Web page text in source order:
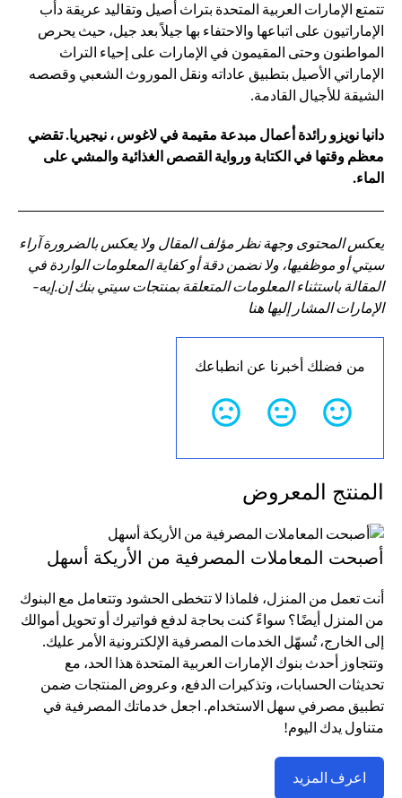
تتمتع الإمارات العربية المتحدة بتراث أصيل وتقاليد عريقة دأب
الإماراتيون على اتباعها والاحتفاء بها جيلاً بعد جيل، حيث يحرص
المواطنون وحتى المقيمون في الإمارات على إحياء التراث
الإماراتي الأصيل بتطبيق عاداته ونقل الموروث الشعبي وقصصه
الشيقة للأجيال القادمة.
دانيا نويزو رائدة أعمال مبدعة مقيمة في لاغوس ، نيجيريا. تقضي
معظم وقتها في الكتابة ورواية القصص الغذائية والمشي على
الماء.
يعكس المحتوى وجهة نظر مؤلف المقال ولا يعكس بالضرورة آراء
سيتي أو موظفيها، ولا نضمن دقة أو كفاية المعلومات الواردة في
المقالة باستثناء المعلومات المتعلقة بمنتجات سيتي بنك إن.إيه-
الإمارات المشار إليها هنا
من فضلك أخبرنا عن انطباعك
المنتج المعروض
أصبحت المعاملات المصرفية من الأريكة أسهل
أنت تعمل من المنزل، فلماذا لا تتخطى الحشود وتتعامل مع البنوك
من المنزل أيضًا؟ سواءً كنت بحاجة لدفع فواتيرك أو تحويل أموالك
إلى الخارج، تُسهّل الخدمات المصرفية الإلكترونية الأمر عليك.
وتتجاوز أحدث بنوك الإمارات العربية المتحدة هذا الحد، مع
تحديثات الحسابات، وتذكيرات الدفع، وعروض المنتجات ضمن
تطبيق مصرفي سهل الاستخدام. اجعل خدماتك المصرفية في
متناول يدك اليوم!
اعرف المزيد